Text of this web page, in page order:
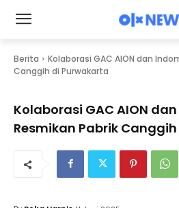
Berita
Kolaborasi GAC AION dan
Canggih di Purwakarta
Kolaborasi GAC AION
Resmikan Pabrik